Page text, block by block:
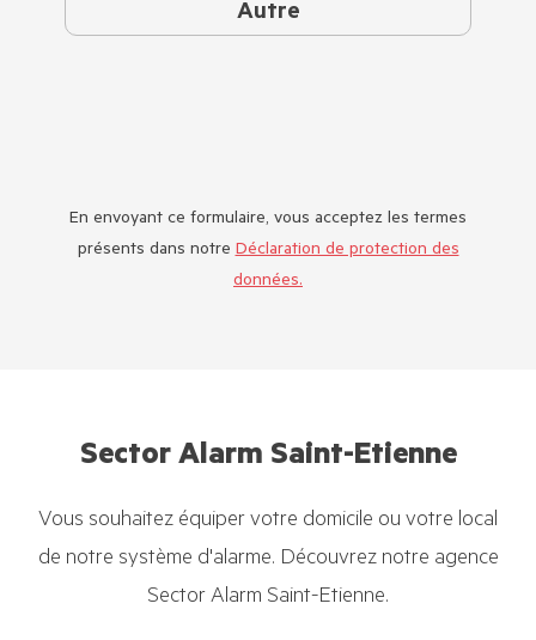
Autre
En envoyant ce formulaire, vous acceptez les termes
présents dans notreDéclaration de protection des
données.
Sector Alarm Saint-Etienne
Vous souhaitez équiper votre domicile ou votre local
de notre système d'alarme. Découvrez notre agence
Sector Alarm Saint-Etienne.